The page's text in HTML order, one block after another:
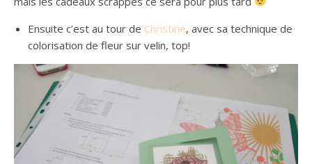
Ensuite c’est au tour de Christine, avec sa technique de
colorisation de fleur sur velin, top!